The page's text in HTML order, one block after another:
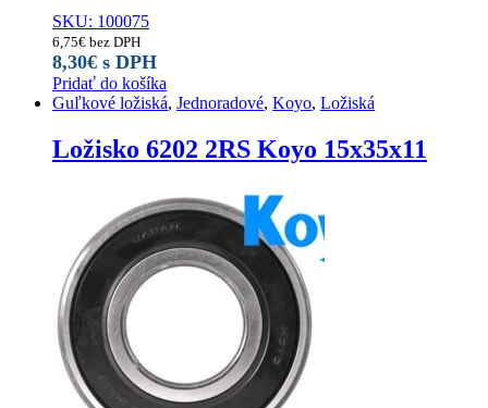
SKU: 100075
6,75€ bez DPH
8,30€ s DPH
Pridať do košíka
Guľkové ložiská, Jednoradové, Koyo, Ložiská
Ložisko 6202 2RS Koyo 15x35x11